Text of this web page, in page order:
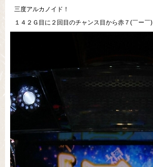
三度アルカノイド！
１４２Ｇ目に２回目のチャンス目から赤７(￣ー￣)